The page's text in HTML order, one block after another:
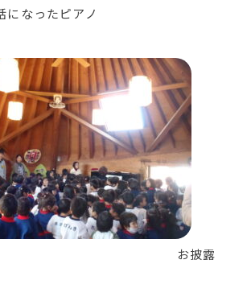
になったピアノ
披露